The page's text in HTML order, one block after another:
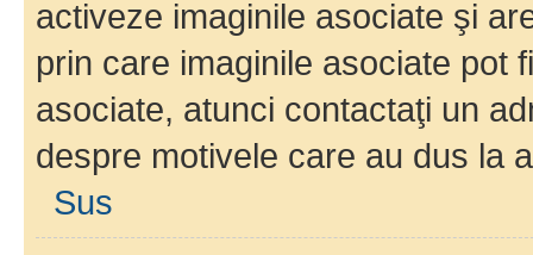
activeze imaginile asociate şi
prin care imaginile asociate pot
asociate, atunci contactaţi un
despre motivele care au dus la
Sus